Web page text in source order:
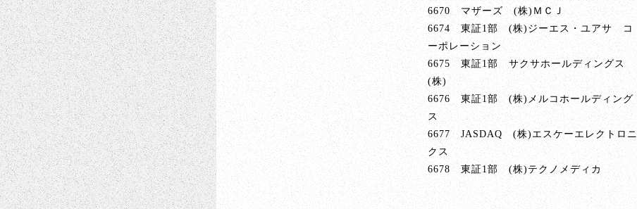
6670 マザーズ (株)ＭＣＪ
6674 東証1部 (株)ジーエス・ユアサ コ
ーポレーション
6675 東証1部 サクサホールディングス
(株)
6676 東証1部 (株)メルコホールディング
ス
6677 JASDAQ (株)エスケーエレクトロニ
クス
6678 東証1部 (株)テクノメディカ